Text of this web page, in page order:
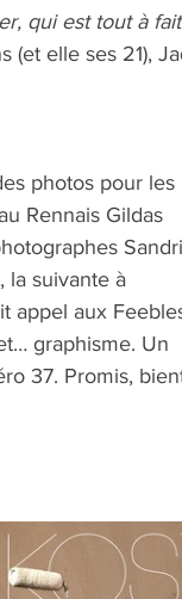
qui est tout à fait
(et elle ses 21),
photos pour les
Rennais Gildas
la suivante à
appel aux
graphisme. Un
37. Promis,